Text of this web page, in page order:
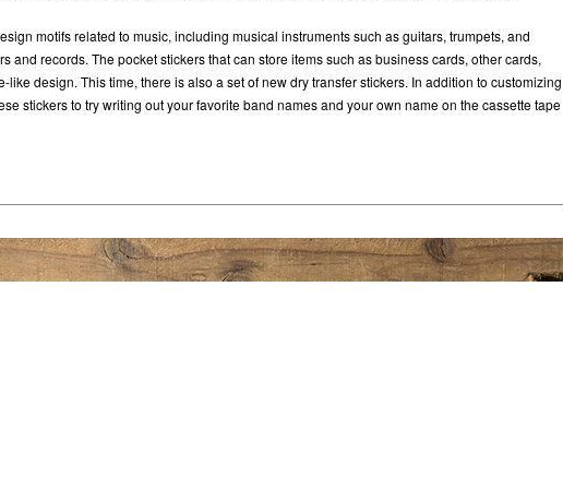
motifs related to music, including musical instruments such as guitars, trumpets, and
and records. The pocket stickers that can store items such as business cards, other cards,
like design. This time, there is also a set of new dry transfer stickers. In addition to customizing
stickers to try writing out your favorite band names and your own name on the cassette tape